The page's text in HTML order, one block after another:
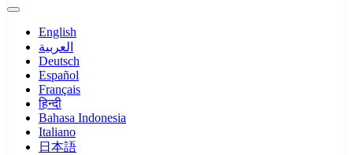
English
العربية
Deutsch
Español
Français
हिन्दी
Bahasa Indonesia
Italiano
日本語